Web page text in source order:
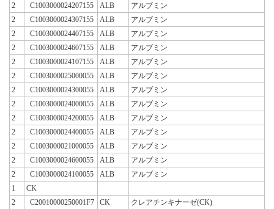
2
C1003000024207155 ALB
アルブミン
2
C1003000024307155 ALB
アルブミン
2
C1003000024407155 ALB
アルブミン
2
C1003000024607155 ALB
アルブミン
2
C1003000024107155 ALB
アルブミン
2
C1003000025000055 ALB
アルブミン
2
C1003000024300055 ALB
アルブミン
2
C1003000024000055 ALB
アルブミン
2
C1003000024200055 ALB
アルブミン
2
C1003000024400055 ALB
アルブミン
2
C1003000021000055 ALB
アルブミン
2
C1003000024600055 ALB
アルブミン
2
C1003000024100055 ALB
アルブミン
1
CK
2
C20010000250001F7 CK
クレアチンキナーゼ(CK)